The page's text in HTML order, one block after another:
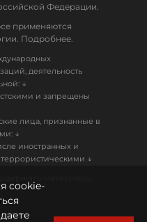
Федерации.
применяются
Подробнее.
деятельность
↓
и запрещены
лица, признанные в
↓
иностранных и
↓
cookie-